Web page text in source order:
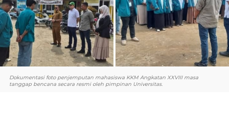
Dokumentasi foto penjemputan mahasiswa KKM Angkatan XXVIII masa
tanggap bencana secara resmi oleh pimpinan Universitas.